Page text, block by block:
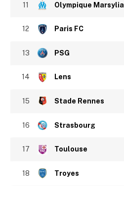
11 Olympique Marsylia
12 Paris FC
13 PSG
14 Lens
15 Stade Rennes
16 Strasbourg
17 Toulouse
18 Troyes